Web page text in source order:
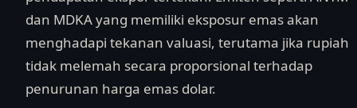
dan MDKA yang memiliki eksposur emas akan
menghadapi tekanan valuasi, terutama jika rupiah
tidak melemah secara proporsional terhadap
penurunan harga emas dolar.